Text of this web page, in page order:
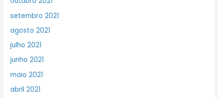
setembro 2021
agosto 2021
julho 2021
junho 2021
maio 2021
abril 2021